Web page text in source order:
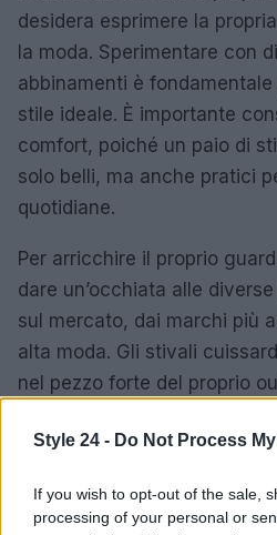
Style 24 - Do Not Process
If you wish to opt-out of the sale,
processing of your personal or
desidera esprimere la
la moda. Sperimentare con
abbinamenti è
stile ideale. È importante
comfort, poiché un paio di
solo belli, ma anche pratici
quotidiane.
Per arricchire il proprio
dare un’occhiata alle
sul mercato, dai marchi più
alta moda. Gli stivali
nel pezzo forte del proprio
AUTORE